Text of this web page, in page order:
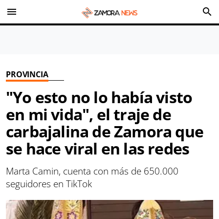
menu search
PROVINCIA
"Yo esto no lo había visto
en mi vida", el traje de
carbajalina de Zamora que
se hace viral en las redes
Marta Camin, cuenta con más de 650.000
seguidores en TikTok